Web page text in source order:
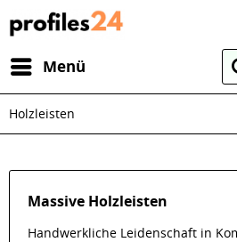
Menü
Holzleisten
Massive Holzleisten
Handwerkliche Leidenschaft in